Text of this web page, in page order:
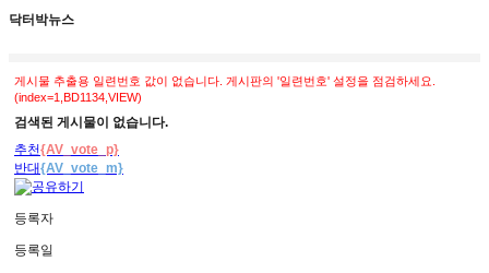
닥터박뉴스
게시물 추출용 일련번호 값이 없습니다. 게시판의 '일련번호' 설정을 점검하세요.
(index=1,BD1134,VIEW)
검색된 게시물이 없습니다.
추천{AV_vote_p}
반대{AV_vote_m}
등록자
등록일